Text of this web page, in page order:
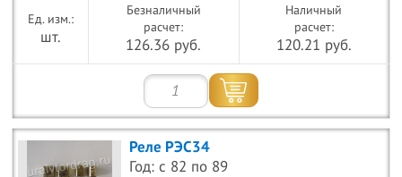
шт.
Безналичный
расчет:
126.36 руб.
Наличный
расчет:
120.21 руб.
Реле РЭС34
Год: с 82 по 89